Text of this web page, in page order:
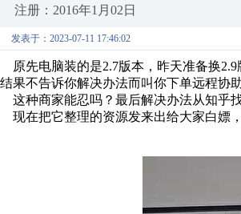
注册：2016年1月02日
发表于：2023-07-11 17:46:02
原先电脑装的是2.7版本，昨天准备换
结果不告诉你解决办法而叫你下单远程协助
这种商家能忍吗？最后解决办法从知乎
现在把它整理的资源发来出给大家白嫖